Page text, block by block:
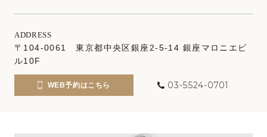
ADDRESS
〒104-0061 東京都中央区銀座2-5-14 銀座マロニエビ
ル10F
WEB予約はこちら 03-5524-0701